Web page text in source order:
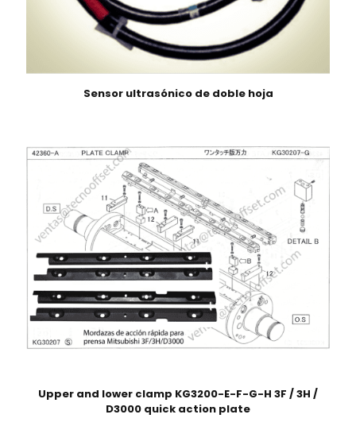
Sensor ultrasónico de doble hoja
Upper and lower clamp KG3200-E-F-G-H 3F / 3H /
D3000 quick action plate